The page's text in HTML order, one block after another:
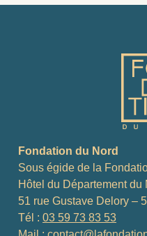
Fondation du Nord
Sous égide de la
Hôtel du Département du
51 rue Gustave Delory –
Tél : 03 59 73 83 53